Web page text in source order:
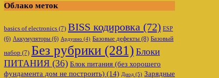
Облако меток
basics of electronics (7) BISS кодировка (72) ESP
(6) Аккумуляторы (6) Ардуино (4) Базовые дефекты (8) Базовый
набор (7) Без рубрики (281) Блоки
ПИТАНИЯ (36) Блок питания (без хорошего
фундамента дом не построить) (14) Диод (5) Зарядные